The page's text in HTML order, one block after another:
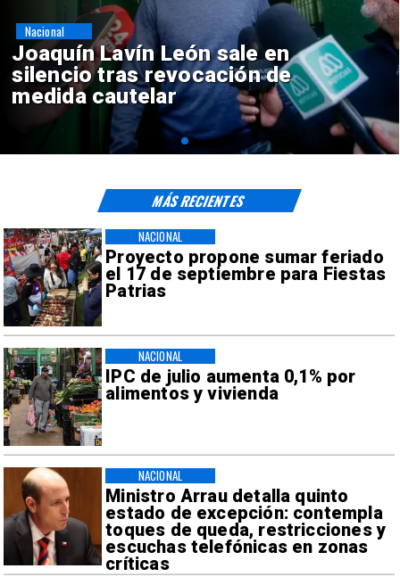
Chile y Venezuela formalizan
reinicio de relaciones
consulares
Nacional
Proyecto propone sumar feriado
el 17 de septiembre para Fiestas
Patrias
NACIONAL
IPC de julio aumenta 0,1% por
alimentos y vivienda
NACIONAL
Ministro Arrau detalla quinto
estado de excepción: contempla
toques de queda, restricciones y
escuchas telefónicas en zonas
críticas
NACIONAL
MÁS RECIENTES